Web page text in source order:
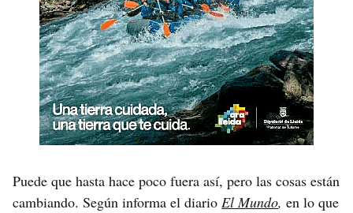
Puede que hasta hace poco fuera así, pero las cosas están
cambiando. Según informa el diario El Mundo, en lo que